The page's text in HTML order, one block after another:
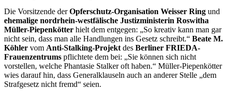
Die Vorsitzende derOpferschutz-Organisation Weisser Ring und
ehemalige nordrhein-westfälische Justizministerin Roswitha
Müller-Piepenkötter hielt dem entgegen: „So kreativ kann man gar
nicht sein, dass man alle Handlungen ins Gesetz schreibt.“ Beate M.
Köhler vom Anti-Stalking-Projekt des Berliner FRIEDA-
Frauenzentrums pflichtete dem bei: „Sie können sich nicht
vorstellen, welche Phantasie Stalkeroft haben.“ Müller-Piepenkötter
wies darauf hin, dass Generalklauseln auch an anderer Stelle „dem
Strafgesetz nicht fremd“ seien.